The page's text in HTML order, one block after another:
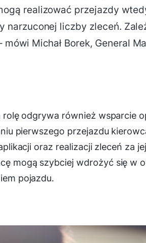
realizować przejazdy
narzuconej liczby zleceń.
mówi Michał Borek, General
rolę odgrywa również wsparcie
pierwszego przejazdu
oraz realizacji zleceń za
mogą szybciej wdrożyć się w
pojazdu.